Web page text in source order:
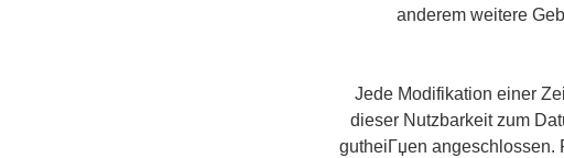
anderem weitere
Jede Modifikation einer
dieser Nutzbarkeit zum
gutheiГџen angeschlossen.